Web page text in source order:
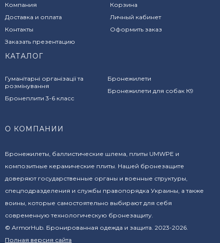
Компания
Доставка и оплата
Контакты
Заказать презентацию
Корзина
Личный кабинет
Оформить заказ
КАТАЛОГ
Гуманітарні організації та
розмінування
Бронеплити 3-6 класс
Бронежилети
Бронежилети для собак К9
О КОМПАНИИ
Бронежилеты, баллистические шлема, плиты UMWPE и
композитные керамические плиты. Нашей бронезащите
доверяют государственные органы и военные структуры,
спецподразделения и службы правопорядка Украины, а также
воины, которые самостоятельно выбирают для себя
современную технологическую бронезащиту.
© ArmorHub. Бронированная одежда и защита. 2023-2026.
Полная версия сайта